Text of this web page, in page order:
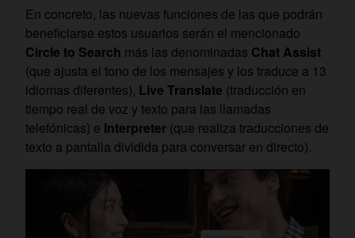
En concreto, las nuevas funciones de las que podrán
beneficiarse estos usuarios serán el mencionado
Circle to Search más las denominadas Chat Assist
(que ajusta el tono de los mensajes y los traduce a 13
idiomas diferentes), Live Translate (traducción en
tiempo real de voz y texto para las llamadas
telefónicas) e Interpreter (que realiza traducciones de
texto a pantalla dividida para conversar en directo).